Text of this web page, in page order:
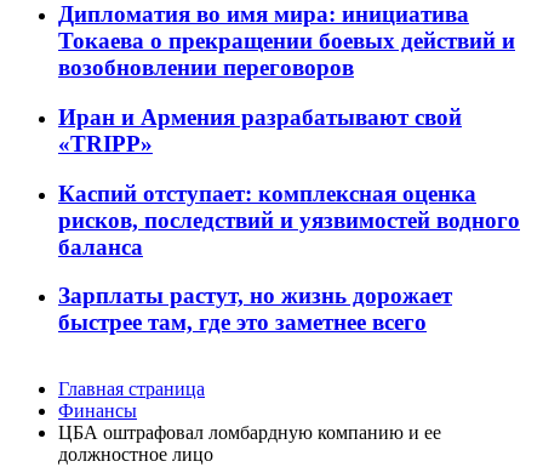
Дипломатия во имя мира: инициатива
Токаева о прекращении боевых действий и
возобновлении переговоров
Иран и Армения разрабатывают свой
«TRIPP»
Каспий отступает: комплексная оценка
рисков, последствий и уязвимостей водного
баланса
Зарплаты растут, но жизнь дорожает
быстрее там, где это заметнее всего
Главная страница
Финансы
ЦБА оштрафовал ломбардную компанию и ее
должностное лицо